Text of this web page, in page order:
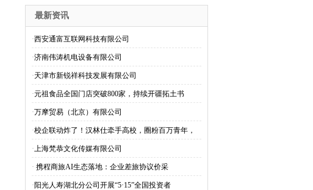
最新资讯
·西安通富互联网科技有限公司
·济南伟涛机电设备有限公司
·天津市新锐祥科技发展有限公司
·元祖食品全国门店突破800家，持续开疆拓土书
·万摩贸易（北京）有限公司
·校企联动炸了！汉林仕牵手高校，圈粉百万青年，
·上海梵恭文化传媒有限公司
· ​ 携程商旅AI生态落地：企业差旅协议价采
·阳光人寿湖北分公司开展“5·15”全国投资者